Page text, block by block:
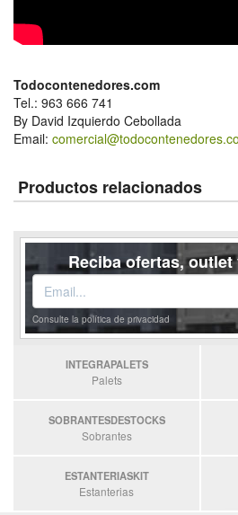
Todocontenedores.com
Tel.: 963 666 741
By David Izquierdo Cebollada
Email:
Productos relacionados
Reciba ofertas, outlet
Consulte la política de privacidad
INTEGRAPALETS
Palets
SOBRANTESDESTOCKS
Sobrantes
ESTANTERIASKIT
Estanterias